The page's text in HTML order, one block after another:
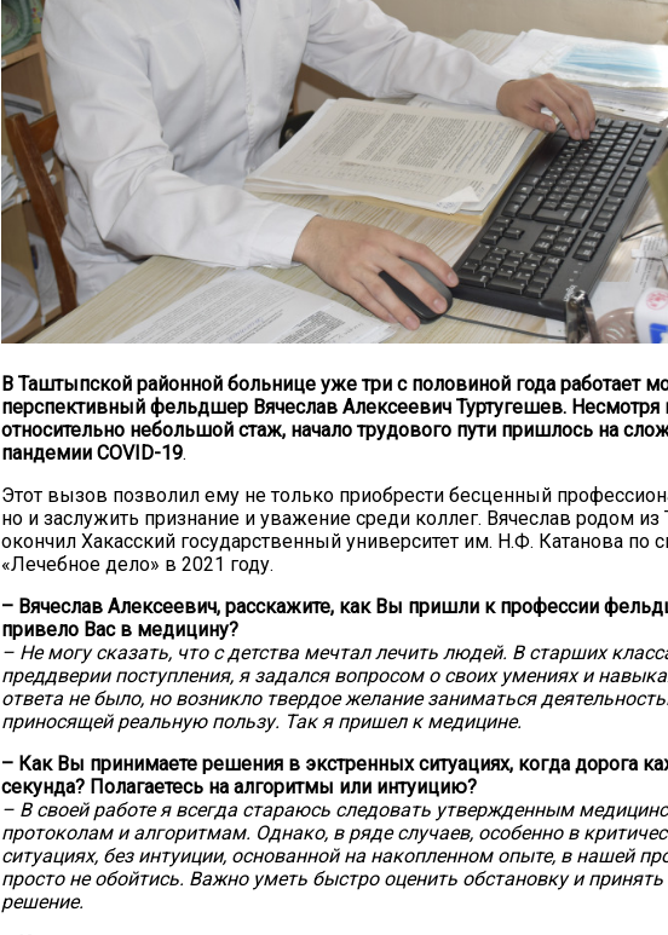
В Таштыпской районной больнице уже три с половиной года работает
перспективный фельдшер Вячеслав Алексеевич Туртугешев. Несмотря
относительно небольшой стаж, начало трудового пути пришлось на
пандемии COVID-19.
Этот вызов позволил ему не только приобрести бесценный
но и заслужить признание и уважение среди коллег. Вячеслав родом
окончил Хакасский государственный университет им. Н.Ф. Катанова по
«Лечебное дело» в 2021 году.
– Вячеслав Алексеевич, расскажите, как Вы пришли к профессии
привело Вас в медицину?
– Не могу сказать, что с детства мечтал лечить людей. В старших
преддверии поступления, я задался вопросом о своих умениях и
ответа не было, но возникло твердое желание заниматься
приносящей реальную пользу. Так я пришел к медицине.
– Как Вы принимаете решения в экстренных ситуациях, когда дорога
секунда? Полагаетесь на алгоритмы или интуицию?
– В своей работе я всегда стараюсь следовать утвержденным
протоколам и алгоритмам. Однако, в ряде случаев, особенно в
ситуациях, без интуиции, основанной на накопленном опыте, в нашей
просто не обойтись. Важно уметь быстро оценить обстановку и
решение.